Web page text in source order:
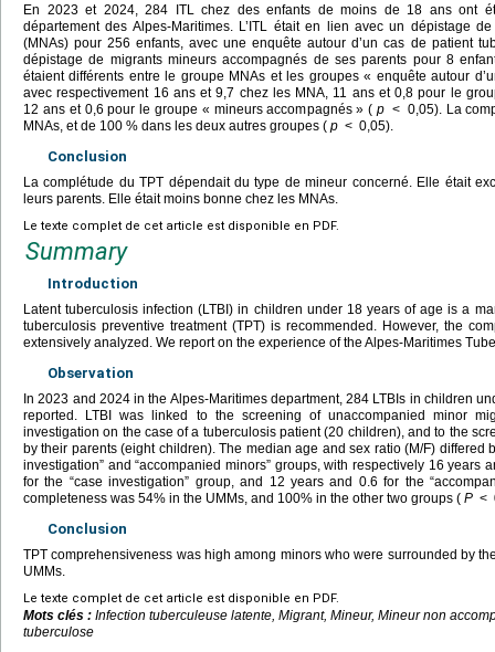
En 2023 et 2024, 284 ITL chez des enfants de moins de 18 ans ont
département des Alpes-Maritimes. L’ITL était en lien avec un dépistage
(MNAs) pour 256 enfants, avec une enquête autour d’un cas de patient
dépistage de migrants mineurs accompagnés de ses parents pour 8
étaient différents entre le groupe MNAs et les groupes « enquête autour
avec respectivement 16 ans et 9,7 chez les MNA, 11 ans et 0,8 pour le
12 ans et 0,6 pour le groupe « mineurs accompagnés » ( p < 0,05). La
MNAs, et de 100 % dans les deux autres groupes ( p < 0,05).
Conclusion
La complétude du TPT dépendait du type de mineur concerné. Elle était
leurs parents. Elle était moins bonne chez les MNAs.
Le texte complet de cet article est disponible en PDF.
Summary
Introduction
Latent tuberculosis infection (LTBI) in children under 18 years of age is a
tuberculosis preventive treatment (TPT) is recommended. However, the
extensively analyzed. We report on the experience of the Alpes-Maritimes
Observation
In 2023 and 2024 in the Alpes-Maritimes department, 284 LTBIs in children
reported. LTBI was linked to the screening of unaccompanied minor
investigation on the case of a tuberculosis patient (20 children), and to the
by their parents (eight children). The median age and sex ratio (M/F) differed
investigation” and “accompanied minors” groups, with respectively 16 years
for the “case investigation” group, and 12 years and 0.6 for the
completeness was 54% in the UMMs, and 100% in the other two groups ( P <
Conclusion
TPT comprehensiveness was high among minors who were surrounded by
UMMs.
Le texte complet de cet article est disponible en PDF.
Mots clés : Infection tuberculeuse latente, Migrant, Mineur, Mineur non
tuberculose